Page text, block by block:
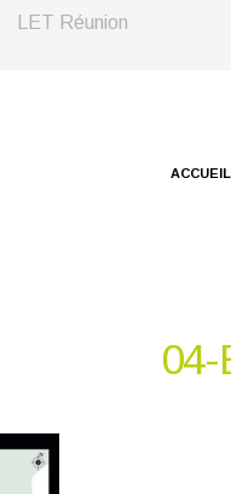
LET Réunion
ACCUEIL